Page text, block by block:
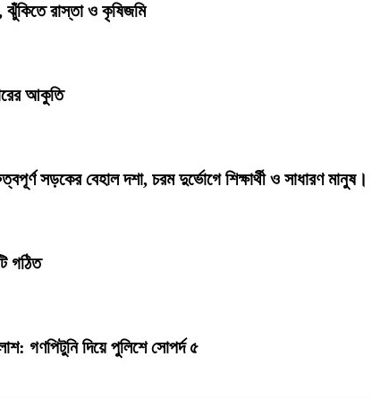
রাস্তা ও কৃষিজমি
আকুতি
সড়কের বেহাল দশা, চরম দুর্ভোগে শিক্ষার্থী ও সাধারণ মানুষ।
গঠিত
গণপিটুনি দিয়ে পুলিশে সোপর্দ ৫